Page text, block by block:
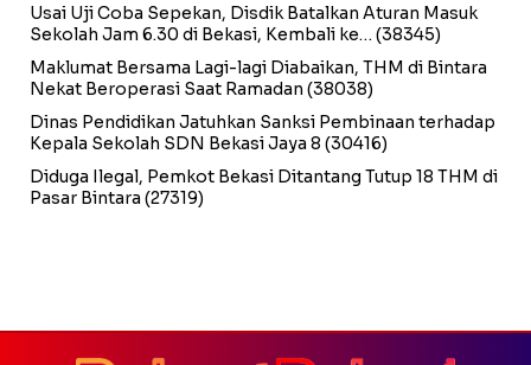
Usai Uji Coba Sepekan, Disdik Batalkan Aturan Masuk
Sekolah Jam 6.30 di Bekasi, Kembali ke… (38345)
Maklumat Bersama Lagi-lagi Diabaikan, THM di Bintara
Nekat Beroperasi Saat Ramadan (38038)
Dinas Pendidikan Jatuhkan Sanksi Pembinaan terhadap
Kepala Sekolah SDN Bekasi Jaya 8 (30416)
Diduga Ilegal, Pemkot Bekasi Ditantang Tutup 18 THM di
Pasar Bintara (27319)